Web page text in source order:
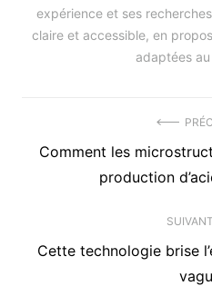
expérience et ses
claire et accessible, en
adaptées
de
Précédent
Comment les
production
SUIVANT
Article
Cette technologie brise